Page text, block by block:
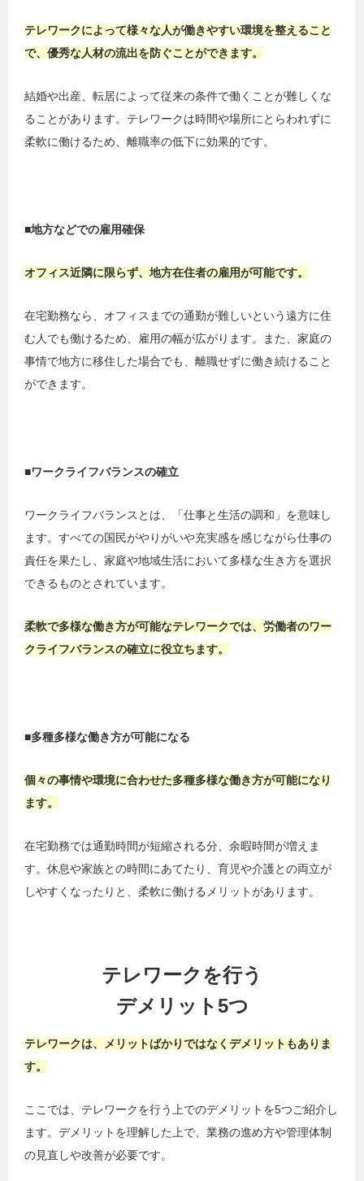
テレワークによって様々な人が働きやすい環境を整えること
で、優秀な人材の流出を防ぐことができます。
結婚や出産、転居によって従来の条件で働くことが難しくな
ることがあります。テレワークは時間や場所にとらわれずに
柔軟に働けるため、離職率の低下に効果的です。
■地方などでの雇用確保
オフィス近隣に限らず、地方在住者の雇用が可能です。
在宅勤務なら、オフィスまでの通勤が難しいという遠方に住
む人でも働けるため、雇用の幅が広がります。また、家庭の
事情で地方に移住した場合でも、離職せずに働き続けること
ができます。
■ワークライフバランスの確立
ワークライフバランスとは、「仕事と生活の調和」を意味し
ます。すべての国民がやりがいや充実感を感じながら仕事の
責任を果たし、家庭や地域生活において多様な生き方を選択
できるものとされています。
柔軟で多様な働き方が可能なテレワークでは、労働者のワー
クライフバランスの確立に役立ちます。
■多種多様な働き方が可能になる
個々の事情や環境に合わせた多種多様な働き方が可能になり
ます。
在宅勤務では通勤時間が短縮される分、余暇時間が増えま
す。休息や家族との時間にあてたり、育児や介護との両立が
しやすくなったりと、柔軟に働けるメリットがあります。
テレワークを行う
デメリット5つ
テレワークは、メリットばかりではなくデメリットもありま
す。
ここでは、テレワークを行う上でのデメリットを5つご紹介し
ます。デメリットを理解した上で、業務の進め方や管理体制
の見直しや改善が必要です。